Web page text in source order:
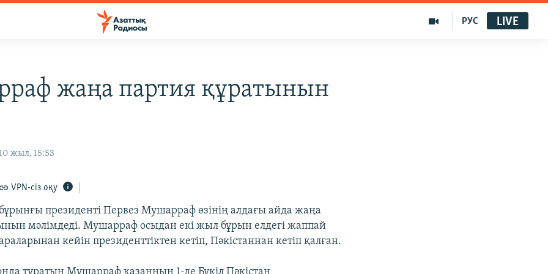
РУС LIVE
жаңа партия құратынын
жыл, 15:53
VPN-сіз оқу
президенті Первез Мушарраф өзінің алдағы айда жаңа
мәлімдеді. Мушарраф осыдан екі жыл бұрын елдегі жаппай
кейін президенттіктен кетіп, Пәкістаннан кетіп қалған.